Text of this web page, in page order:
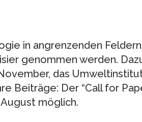
in angrenzenden
genommen werden.
das
Beiträge: Der “Call for
möglich.